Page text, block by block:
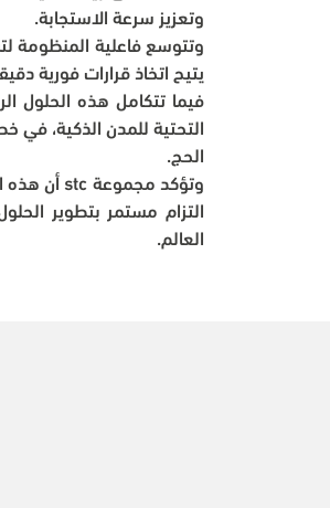
وتعزيز سرعة الاستجابة.
يتيح اتخاذ قرارات فورية
الحج.
العالم.